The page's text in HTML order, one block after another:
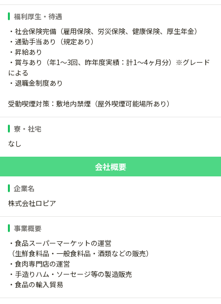
福利厚生・待遇
・社会保険完備（雇用保険、労災保険、健康保険、厚生年金）
・通勤手当あり（規定あり）
・昇給あり
・賞与あり（年1～3回、昨年度実績：計1～4ヶ月分）※グレード
による
・退職金制度あり
受動喫煙対策：敷地内禁煙（屋外喫煙可能場所あり）
寮・社宅
なし
会社概要
企業名
株式会社ロピア
事業概要
・食品スーパーマーケットの運営
（生鮮食料品・一般食料品・酒類などの販売）
・食肉専門店の運営
・手造りハム・ソーセージ等の製造販売
・食品の輸入貿易